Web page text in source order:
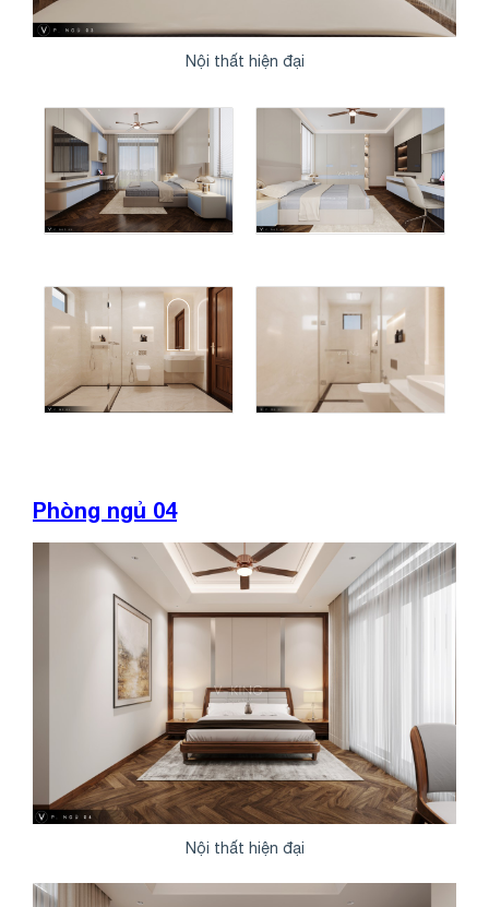
Nội thất hiện đại
Phòng ngủ 04
Nội thất hiện đại